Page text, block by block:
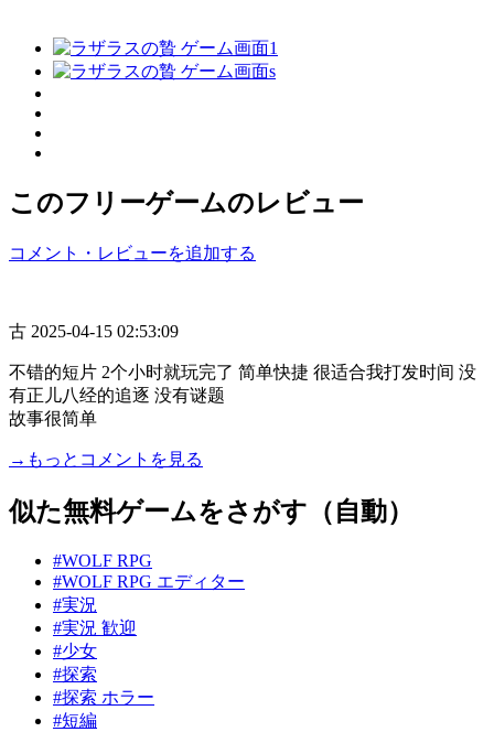
このフリーゲームのレビュー
コメント・レビューを追加する
古 2025-04-15 02:53:09
不错的短片 2个小时就玩完了 简单快捷 很适合我打发时间 没
有正儿八经的追逐 没有谜题
故事很简单
→もっとコメントを見る
似た無料ゲームをさがす（自動）
#WOLF RPG
#WOLF RPG エディター
#実況
#実況 歓迎
#少女
#探索
#探索 ホラー
#短編